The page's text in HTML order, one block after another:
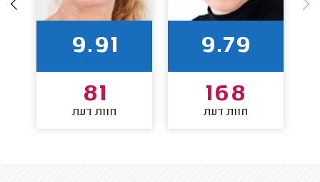
9.79
168
חוות דעת
9.91
81
חוות דעת